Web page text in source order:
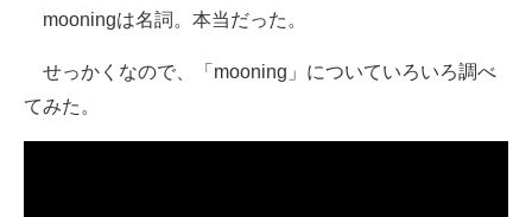
企業向けIT製品の総合サイト
IT製品の技術・比較・事例
mooningは名詞。本当だった。
せっかくなので、「mooning」についていろいろ調べ
てみた。